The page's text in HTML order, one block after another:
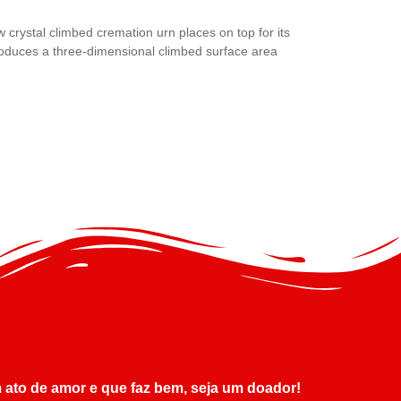
crystal climbed cremation urn places on top for its
a three-dimensional climbed surface area
ato de amor e que faz bem, seja um doador!